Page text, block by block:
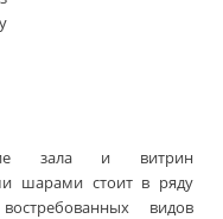
зала и витрин
шарами стоит в ряду
видов